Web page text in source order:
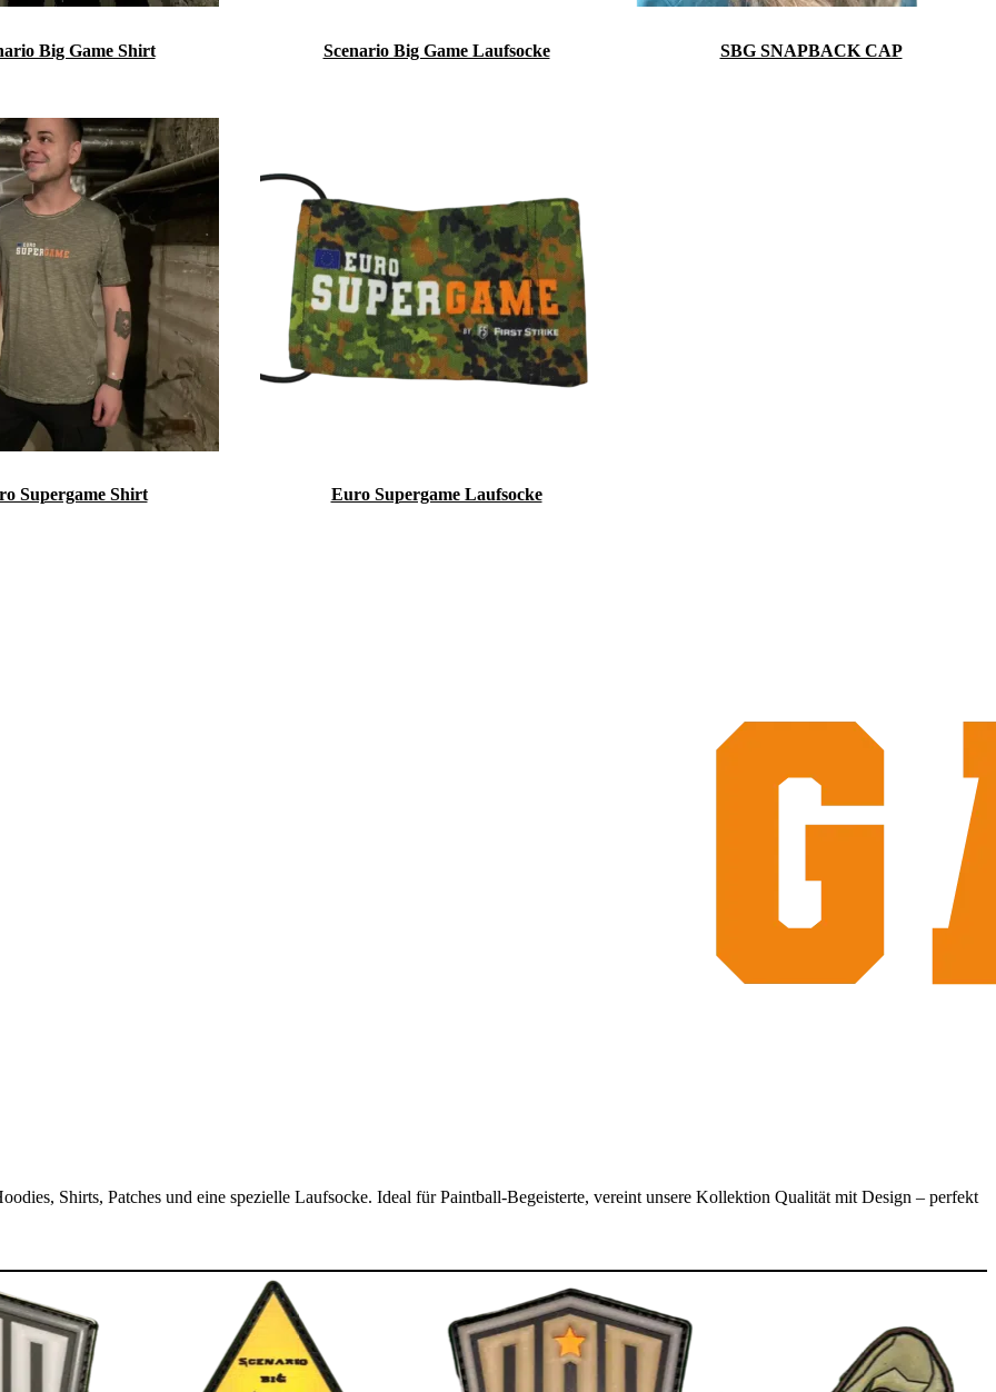
Big Game Shirt Scenario Big Game Laufsocke SBG SNAPBACK CAP
Supergame Shirt Euro Supergame Laufsocke
Shirts, Patches und eine spezielle Laufsocke. Ideal für Paintball-Begeisterte, vereint unsere Kollektion Qualität mit Design – perfekt